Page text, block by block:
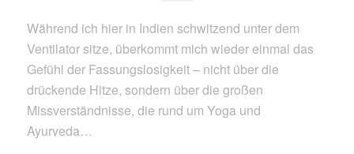
Während ich hier in Indien schwitzend unter dem
Ventilator sitze, überkommt mich wieder einmal das
Gefühl der Fassungslosigkeit – nicht über die
drückende Hitze, sondern über die großen
Missverständnisse, die rund um Yoga und
Ayurveda…